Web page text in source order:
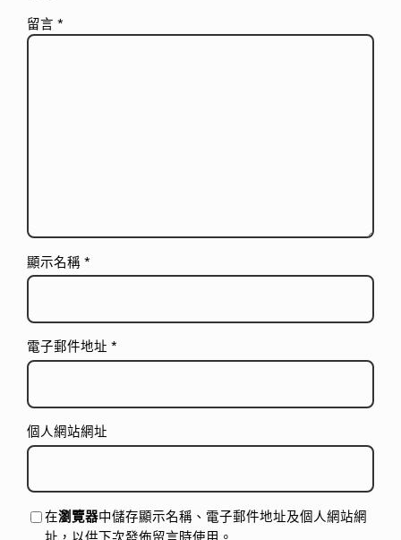
留言*
顯示名稱*
電子郵件地址*
個人網站網址
在瀏覽器中儲存顯示名稱、電子郵件地址及個人網站網